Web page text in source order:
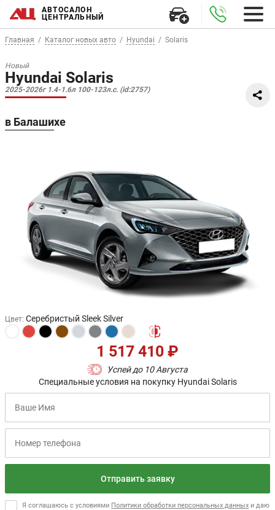
АВТОСАЛОН
ЦЕНТРАЛЬНЫЙ
Главная Каталог новых авто Hyundai Solaris
Новый
Hyundai Solaris
2025-2026г 1.4-1.6л 100-123л.с. (id:2757)
в Балашихе
Цвет: Серебристый Sleek Silver
Успей до 10 Августа
1 517 410 ₽
Специальные условия на покупку Hyundai Solaris
Отправить заявку
Я соглашаюсь с условиями Политики обработки персональных данных и даю